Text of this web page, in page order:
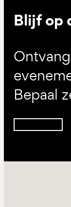
Blijf op
Bepaal